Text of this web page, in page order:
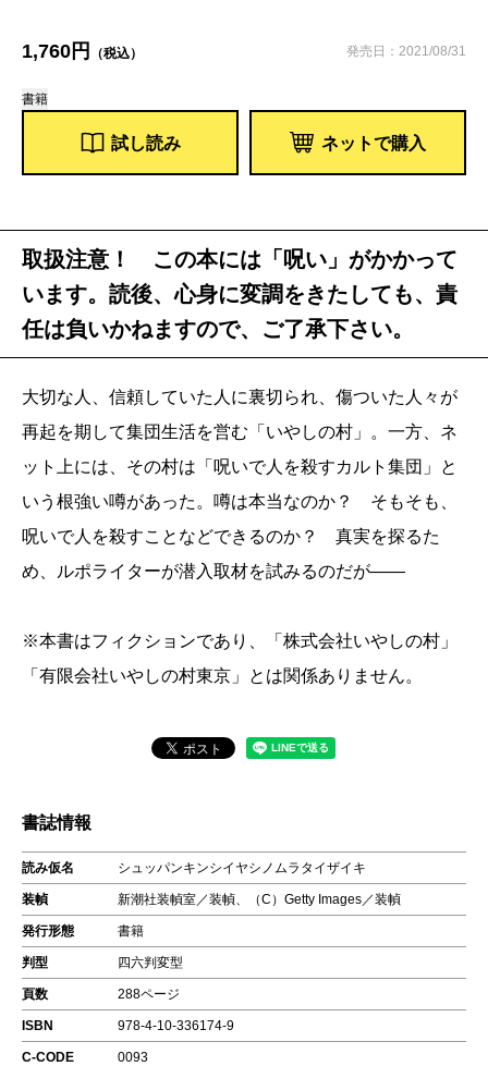
1,760円 （税込） 発売日：2021/08/31
書籍
試し読み ネットで購入
取扱注意！ この本には「呪い」がかかって
います。読後、心身に変調をきたしても、責
任は負いかねますので、ご了承下さい。
大切な人、信頼していた人に裏切られ、傷ついた人々が
再起を期して集団生活を営む「いやしの村」。一方、ネ
ット上には、その村は「呪いで人を殺すカルト集団」と
いう根強い噂があった。噂は本当なのか？ そもそも、
呪いで人を殺すことなどできるのか？ 真実を探るた
め、ルポライターが潜入取材を試みるのだが――
※本書はフィクションであり、「株式会社いやしの村」
「有限会社いやしの村東京」とは関係ありません。
書誌情報
読み仮名 シュッパンキンシイヤシノムラタイザイキ
装幀 新潮社装幀室／装幀、（C）Getty Images／装幀
発行形態 書籍
判型 四六判変型
頁数 288ページ
ISBN 978-4-10-336174-9
C-CODE 0093